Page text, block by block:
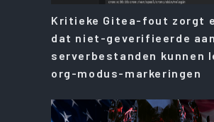
Kritieke Gitea-fout zorgt
dat niet-geverifieerde
serverbestanden kunnen
org-modus-markeringen